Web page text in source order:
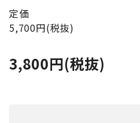
定価
5,700円(税抜)
3,800円(税抜)